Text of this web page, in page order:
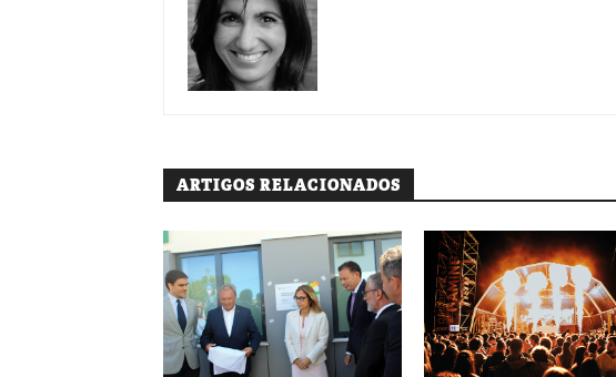
ARTIGOS RELACIONADOS